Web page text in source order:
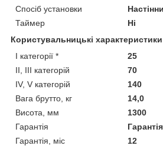
Спосіб установки
Таймер
Ні
Користувальницькі характеристики
I категорії *
25
II, III категорій
70
IV, V категорій
140
Вага брутто, кг
14,0
Висота, мм
1300
Гарантія
Гарантія, міс
12